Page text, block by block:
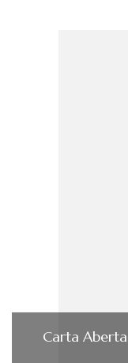
Carta Aberta